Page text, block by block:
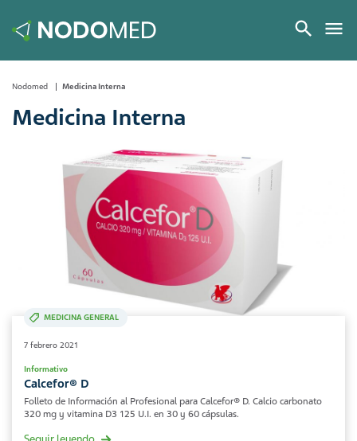
Nodomed Medicina Interna
Medicina Interna
MEDICINA GENERAL
7 febrero 2021
Informativo
Calcefor® D
Folleto de Información al Profesional para Calcefor® D. Calcio carbonato
320 mg y vitamina D3 125 U.I. en 30 y 60 cápsulas.